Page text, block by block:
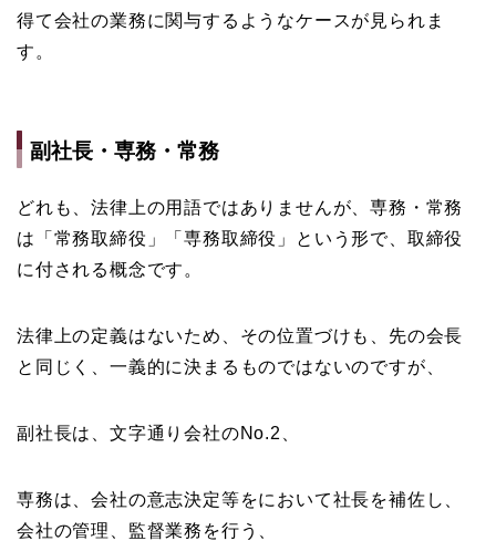
得て会社の業務に関与するようなケースが見られま
す。
副社長・専務・常務
どれも、法律上の用語ではありませんが、専務・常務
は「常務取締役」「専務取締役」という形で、取締役
に付される概念です。
法律上の定義はないため、その位置づけも、先の会長
と同じく、一義的に決まるものではないのですが、
副社長は、文字通り会社のNo.2、
専務は、会社の意志決定等をにおいて社長を補佐し、
会社の管理、監督業務を行う、